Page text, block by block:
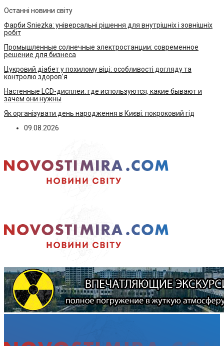
Останні новини світу
Фарби Sniezka: універсальні рішення для внутрішніх і зовнішніх
робіт
Промышленные солнечные электростанции: современное
решение для бизнеса
Цукровий діабет у похилому віці: особливості догляду та
контролю здоров’я
Настенные LCD-дисплеи: где используются, какие бывают и
зачем они нужны
Як організувати день народження в Києві: покроковий гід
09.08.2026